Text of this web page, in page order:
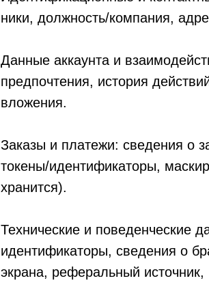
ники, должность/компания,
Данные аккаунта и
предпочтения, история
вложения.
Заказы и платежи: сведения о
токены/идентификаторы,
хранится).
Технические и поведенческие
идентификаторы, сведения о
экрана, реферальный